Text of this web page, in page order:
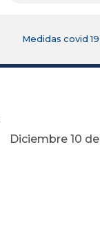
Medidas covid 19
Diciembre 10